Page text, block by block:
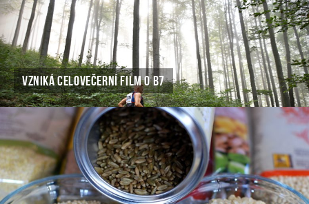
VZNIKÁ CELOVEČERNÍ FILM O B7